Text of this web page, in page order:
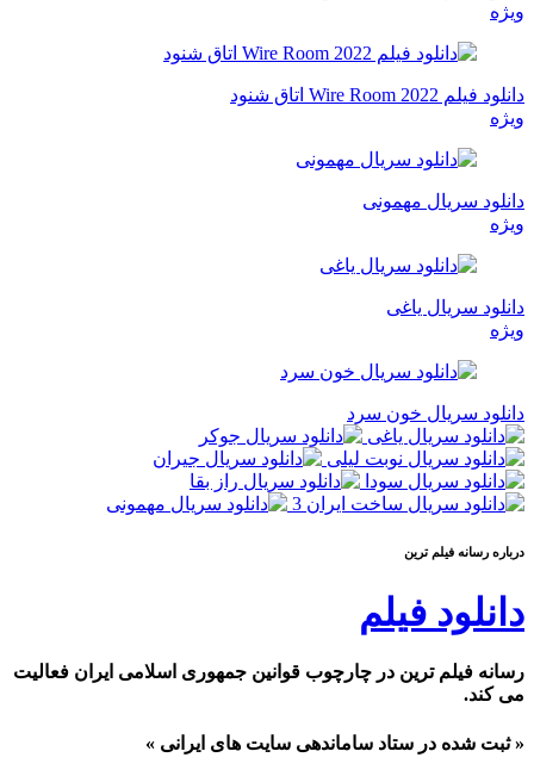
ویژه
دانلود فیلم Wire Room 2022 اتاق شنود
ویژه
دانلود سریال مهمونی
ویژه
دانلود سریال یاغی
ویژه
دانلود سریال خون سرد
درباره رسانه فيلم ترين
دانلود فیلم
رسانه فیلم ترین در چارچوب قوانین جمهوری اسلامی ایران فعالیت
می کند.
« ثبت شده در ستاد ساماندهی سایت های ایرانی »